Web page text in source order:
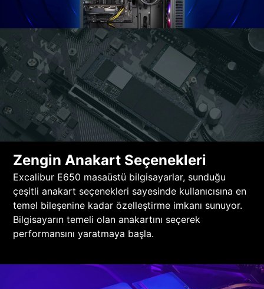
Zengin Anakart Seçenekleri
Excalibur E650 masaüstü bilgisayarlar, sunduğu
çeşitli anakart seçenekleri sayesinde kullanıcısına en
temel bileşenine kadar özelleştirme imkanı sunuyor.
Bilgisayarın temeli olan anakartını seçerek
performansını yaratmaya başla.